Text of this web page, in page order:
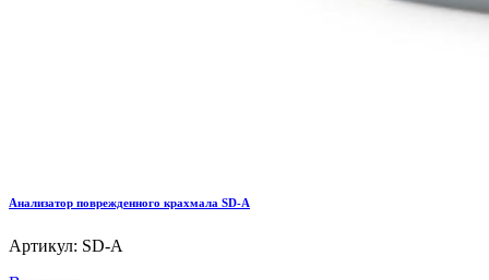
Анализатор поврежденного крахмала SD-A
Артикул: SD-A